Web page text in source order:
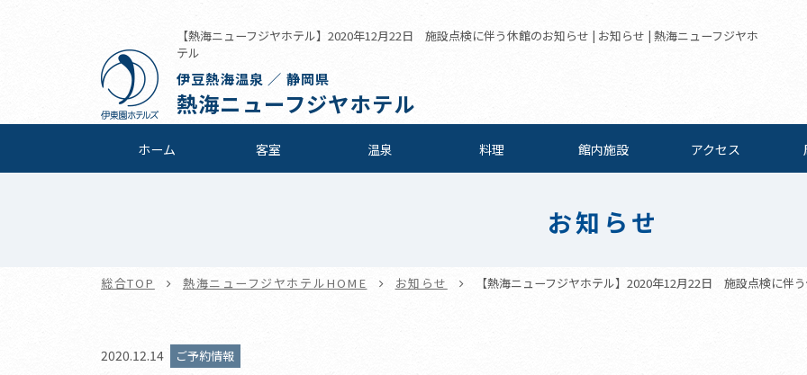
【熱海ニューフジヤホテル】2020年12月22日 施設点検に伴う休館のお知らせ | お知らせ | 熱海ニューフジヤホ
テル
伊豆熱海温泉 ／ 静岡県
熱海ニューフジヤホテル
ホーム 客室 温泉 料理 館内施設 アクセス
お知らせ
総合TOP 熱海ニューフジヤホテルHOME お知らせ 【熱海ニューフジヤホテル】2020年12月22日 施設点検に伴
2020.12.14 ご予約情報